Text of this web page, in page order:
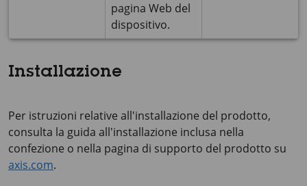
pagina Web del
dispositivo.
Installazione
Per istruzioni relative all'installazione del prodotto,
consulta la guida all'installazione inclusa nella
confezione o nella pagina di supporto del prodotto su
axis.com.